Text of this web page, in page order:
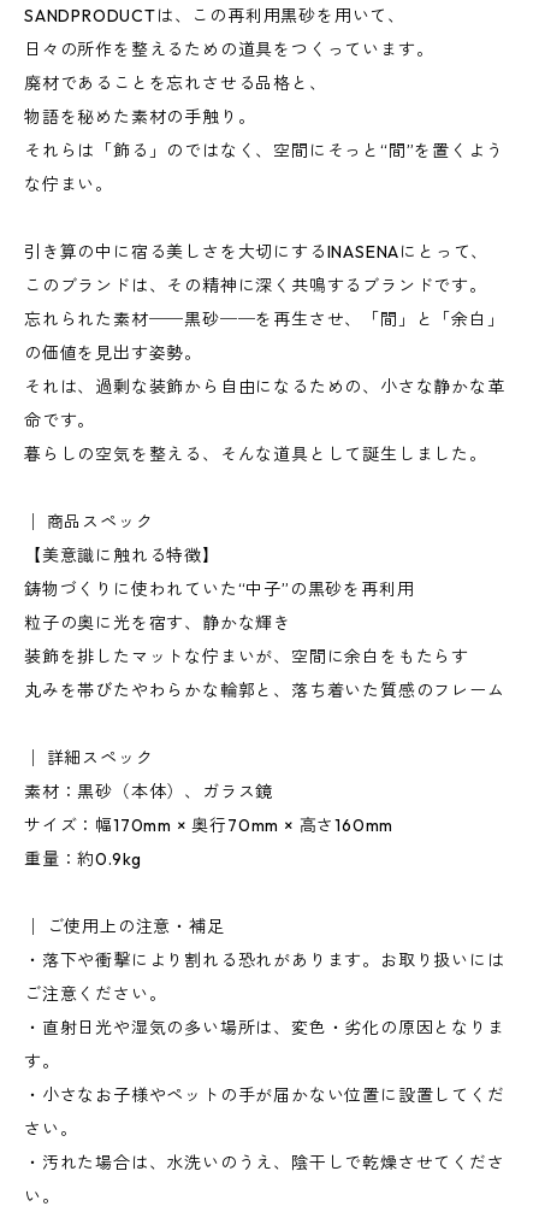
SANDPRODUCTは、この再利用黒砂を用いて、
日々の所作を整えるための道具をつくっています。
廃材であることを忘れさせる品格と、
物語を秘めた素材の手触り。
それらは「飾る」のではなく、空間にそっと“間”を置くよう
な佇まい。
引き算の中に宿る美しさを大切にするINASENAにとって、
このブランドは、その精神に深く共鳴するブランドです。
忘れられた素材──黒砂──を再生させ、「間」と「余白」
の価値を見出す姿勢。
それは、過剰な装飾から自由になるための、小さな静かな革
命です。
暮らしの空気を整える、そんな道具として誕生しました。
│ 商品スペック
【美意識に触れる特徴】
鋳物づくりに使われていた“中子”の黒砂を再利用
粒子の奥に光を宿す、静かな輝き
装飾を排したマットな佇まいが、空間に余白をもたらす
丸みを帯びたやわらかな輪郭と、落ち着いた質感のフレーム
│ 詳細スペック
素材：黒砂（本体）、ガラス鏡
サイズ：幅170mm × 奥行70mm × 高さ160mm
重量：約0.9kg
│ ご使用上の注意・補足
・落下や衝撃により割れる恐れがあります。お取り扱いには
ご注意ください。
・直射日光や湿気の多い場所は、変色・劣化の原因となりま
す。
・小さなお子様やペットの手が届かない位置に設置してくだ
さい。
・汚れた場合は、水洗いのうえ、陰干しで乾燥させてくださ
い。